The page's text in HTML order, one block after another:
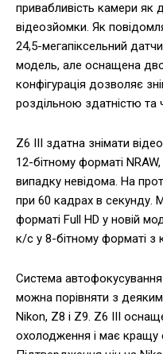
привабливість камери як
відеозйомки. Як
24,5-мегапіксельний
модель, але оснащена
конфігурація дозволяє
роздільною здатністю та
Z6 III здатна знімати
12-бітному форматі
випадку невідома. На
при 60 кадрах в секунду.
форматі Full HD у новій
к/с у 8-бітному форматі з
Система
можна порівняти з
Nikon, Z8 і Z9. Z6 III
охолодження і має кращу